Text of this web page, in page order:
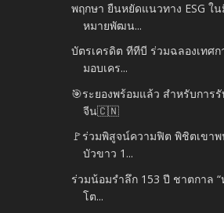
พฤกษา ยืนหยัดแนวทาง ESG ใ
หมายพัฒน...
บัตรเครดิต ทีทีบี ร่วมฉลองเทศ
มอบเคร...
🎯ระยองพร้อมแล้ว สำหรับการ
จีน🇨🇳
🚩ร่วมพิสูจน์ความฟิต พิชิตเขา
บัวขาว 1...
ร่วมน้อมรำลึก 153 ปี ชาตกาล
โต...